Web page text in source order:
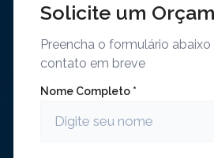
Solicite um
Preencha o formulário
contato em breve
Nome Completo *